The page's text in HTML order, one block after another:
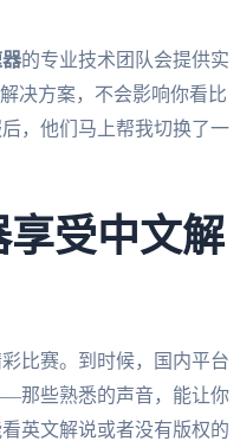
的专业技术团队会提供实
决方案，不会影响你看比
，他们马上帮我切换了一
受中文解
比赛。到时候，国内平台
那些熟悉的声音，能让你
英文解说或者没有版权的